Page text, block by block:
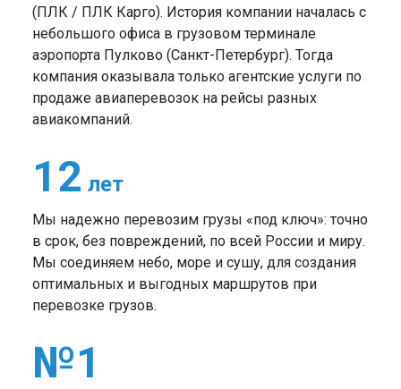
(ПЛК / ПЛК Карго). История компании началась с
небольшого офиса в грузовом терминале
аэропорта Пулково (Санкт-Петербург). Тогда
компания оказывала только агентские услуги по
продаже авиаперевозок на рейсы разных
авиакомпаний.
12 лет
Мы надежно перевозим грузы «под ключ»: точно
в срок, без повреждений, по всей России и миру.
Мы соединяем небо, море и сушу, для создания
оптимальных и выгодных маршрутов при
перевозке грузов.
№1